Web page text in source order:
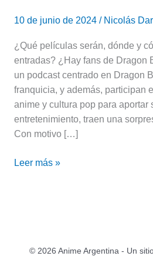
10 de junio de 2024 / Nicolás
¿Qué películas serán, dónde y
entradas? ¿Hay fans de Dragon
un podcast centrado en Dragon
franquicia, y además, participan
anime y cultura pop para aportar
entretenimiento, traen una
Con motivo […]
Leer más »
© 2026 Anime Argentina - Un